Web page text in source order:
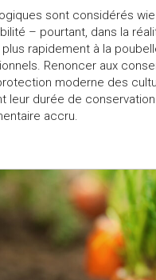
sont considérés
– pourtant, dans la
rapidement à la
Renoncer aux
moderne des
leur durée de
accru.